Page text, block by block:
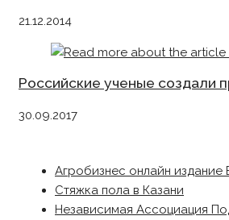
21.12.2014
Российские ученые создали
30.09.2017
Агробизнес онлайн издание
Стяжка пола в Казани
Независимая Ассоциация